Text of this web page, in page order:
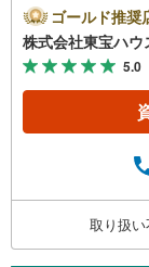
ayボーナ
キャンペ
学予約を
ahoo！
ナスラ
料のご
ゴールド推奨
株式会社東宝ハウ
5.0
取り扱